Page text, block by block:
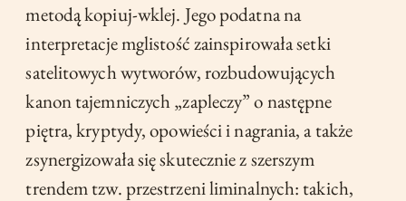
metodą kopiuj-wklej. Jego podatna na
interpretacje mglistość zainspirowała setki
satelitowych wytworów, rozbudowujących
kanon tajemniczych „zapleczy” o następne
piętra, kryptydy, opowieści i nagrania, a także
zsynergizowała się skutecznie z szerszym
trendem tzw. przestrzeni liminalnych: takich,